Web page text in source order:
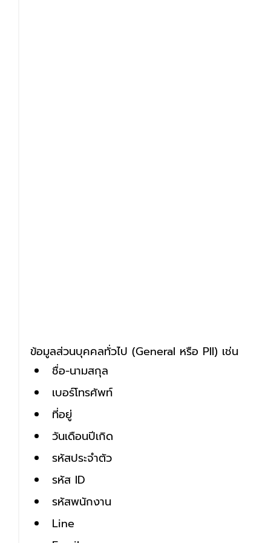
ข้อมูลส่วนบุคคลทั่วไป (General หรือ PII) เช่น
ชื่อ-นามสกุล
เบอร์โทรศัพท์
ที่อยู่
วันเดือนปีเกิด
รหัสประจำตัว
รหัส ID
รหัสพนักงาน
Line